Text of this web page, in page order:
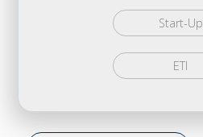
Start-Up
ETI